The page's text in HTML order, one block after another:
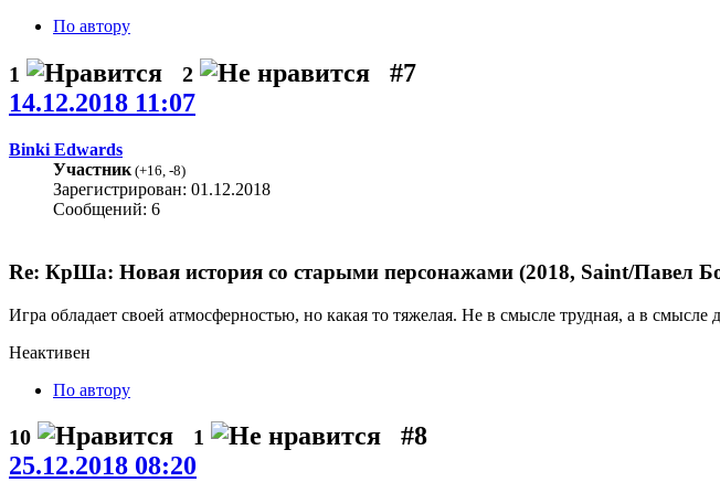
По автору
1 2
#7
14.12.2018 11:07
Binki Edwards
Участник(+16, -8)
Зарегистрирован: 01.12.2018
Сообщений: 6
Re: КрШа: Новая история со старыми персонажами (2018, Saint/Павел
Игра обладает своей атмосферностью, но какая то тяжелая. Не в смысле трудная, а в
Неактивен
По автору
10 1
#8
25.12.2018 08:20